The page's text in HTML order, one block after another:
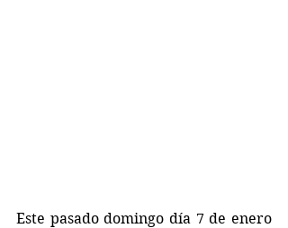
Este pasado domingo día 7 de enero